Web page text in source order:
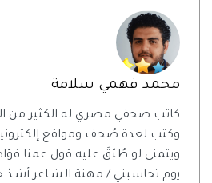
محمد فهمي سلامة
كاتب صحفي مصري له الكثير من
وكتب لعدة صُحف ومواقع
ويتمنى لو طُبّقَ عليه قول عمنا
يوم تحاسبني / مهنة الشـاعر أشـدْ